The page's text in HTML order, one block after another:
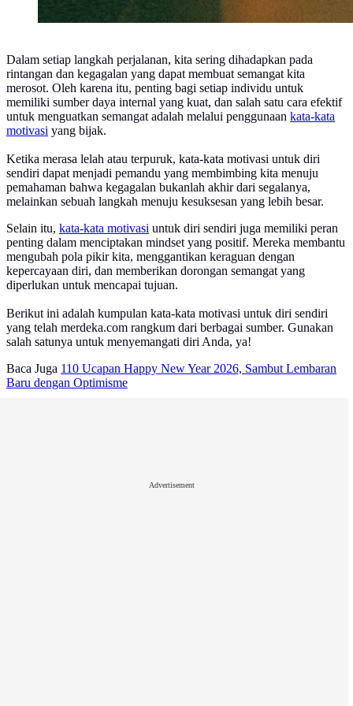
Dalam setiap langkah perjalanan, kita sering dihadapkan pada
rintangan dan kegagalan yang dapat membuat semangat kita
merosot. Oleh karena itu, penting bagi setiap individu untuk
memiliki sumber daya internal yang kuat, dan salah satu cara efektif
untuk menguatkan semangat adalah melalui penggunaan kata-kata
motivasi yang bijak.
Ketika merasa lelah atau terpuruk, kata-kata motivasi untuk diri
sendiri dapat menjadi pemandu yang membimbing kita menuju
pemahaman bahwa kegagalan bukanlah akhir dari segalanya,
melainkan sebuah langkah menuju kesuksesan yang lebih besar.
Selain itu, kata-kata motivasi untuk diri sendiri juga memiliki peran
penting dalam menciptakan mindset yang positif. Mereka membantu
mengubah pola pikir kita, menggantikan keraguan dengan
kepercayaan diri, dan memberikan dorongan semangat yang
diperlukan untuk mencapai tujuan.
Berikut ini adalah kumpulan kata-kata motivasi untuk diri sendiri
yang telah merdeka.com rangkum dari berbagai sumber. Gunakan
salah satunya untuk menyemangati diri Anda, ya!
Baca Juga 110 Ucapan Happy New Year 2026, Sambut Lembaran
Baru dengan Optimisme
Advertisement